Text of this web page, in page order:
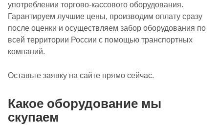
употреблении торгово-кассового оборудования.
Гарантируем лучшие цены, производим оплату сразу
после оценки и осуществляем забор оборудования по
всей территории России с помощью транспортных
компаний.
Оставьте заявку на сайте прямо сейчас.
Какое оборудование мы
скупаем